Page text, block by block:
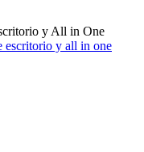
y All in One
escritorio y all in one